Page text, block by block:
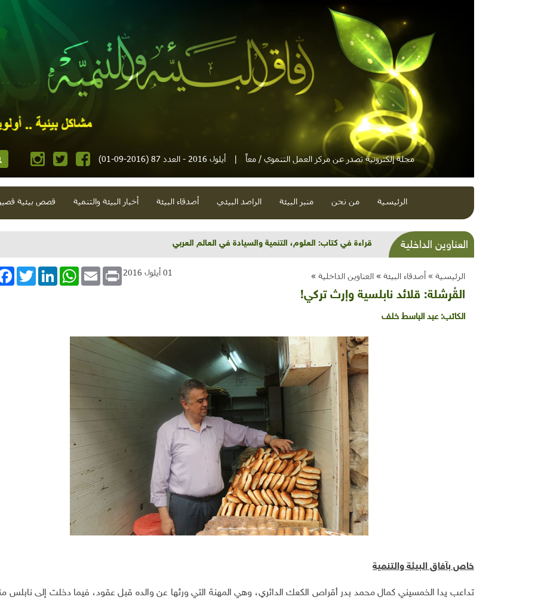
مجلة إلكترونية تصدر عن مركز العمل التنموي / معاً | أيلول 2016 - العدد 87 (2016-09-01)
الرئيسية من نحن منبر البيئة الراصد البيئي أصدقاء البيئة أخبار البيئة والتنمية قصص بيئية
العناوين الداخلية الدول الغنية تستهلك من المواد الخام عشرة أضعاف ما تستهلكه الدول الفقيرة
الرئيسية » أصدقاء البيئة » العناوين الداخلية »
TwitterLinkedInWhatsApp Email Print 01 أيلول 2016
القُرشلة: قلائد نابلسية وإرث تركي!
الكاتب:عبد الباسط خلف
خاص بآفاق البيئة والتنمية
تداعب يدا الخمسيني كمال محمد بدر أقراص الكعك الدائري، وهي المهنة التي ورثها عن والده قبل عقود، فيما دخلت إلى نابلس